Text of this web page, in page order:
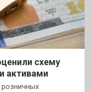
схему
активами